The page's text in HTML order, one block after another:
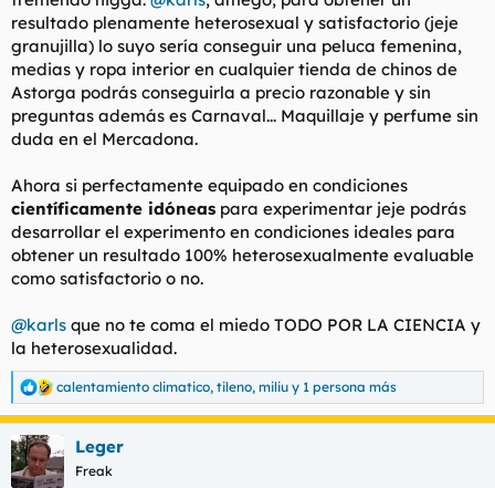
resultado plenamente heterosexual y satisfactorio (jeje
granujilla) lo suyo sería conseguir una peluca femenina,
medias y ropa interior en cualquier tienda de chinos de
Astorga podrás conseguirla a precio razonable y sin
preguntas además es Carnaval... Maquillaje y perfume sin
duda en el Mercadona.
Ahora si perfectamente equipado en condiciones
científicamente idóneas para experimentar jeje podrás
desarrollar el experimento en condiciones ideales para
obtener un resultado 100% heterosexualmente evaluable
como satisfactorio o no.
@karls que no te coma el miedo TODO POR LA CIENCIA y
la heterosexualidad.
R
e
a
c
c
i
calentamiento climatico, tileno, miliu y 1 persona más
Leger
Freak